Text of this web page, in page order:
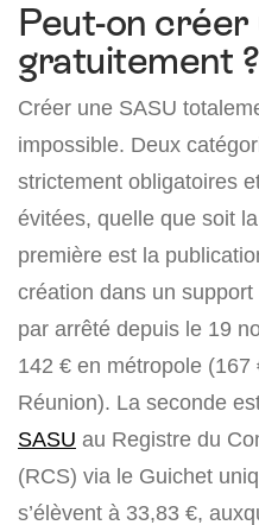
Peut-on créer
gratuitement ?
Créer une SASU
impossible. Deux
strictement obligatoires
évitées, quelle que soit
première est la
création dans un
par arrêté depuis le 19
142 € en métropole
Réunion). La seconde est
SASU au Registre du
(RCS) via le Guichet
s’élèvent à 33,83 €,